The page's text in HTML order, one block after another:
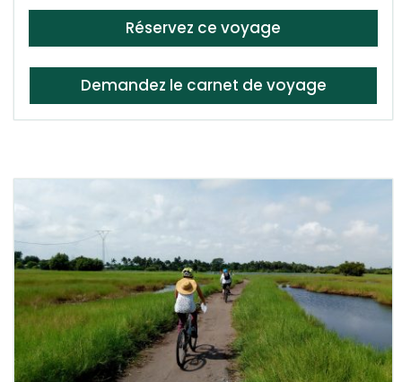
Réservez ce voyage
Demandez le carnet de voyage